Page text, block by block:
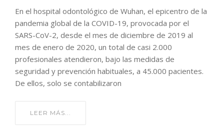
En el hospital odontológico de Wuhan, el epicentro de la
pandemia global de la COVID-19, provocada por el
SARS-CoV-2, desde el mes de diciembre de 2019 al
mes de enero de 2020, un total de casi 2.000
profesionales atendieron, bajo las medidas de
seguridad y prevención habituales, a 45.000 pacientes.
De ellos, solo se contabilizaron
LEER MÁS...